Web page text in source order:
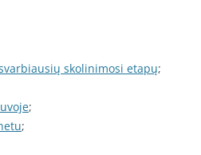
skolinimosi etapų;
;
;